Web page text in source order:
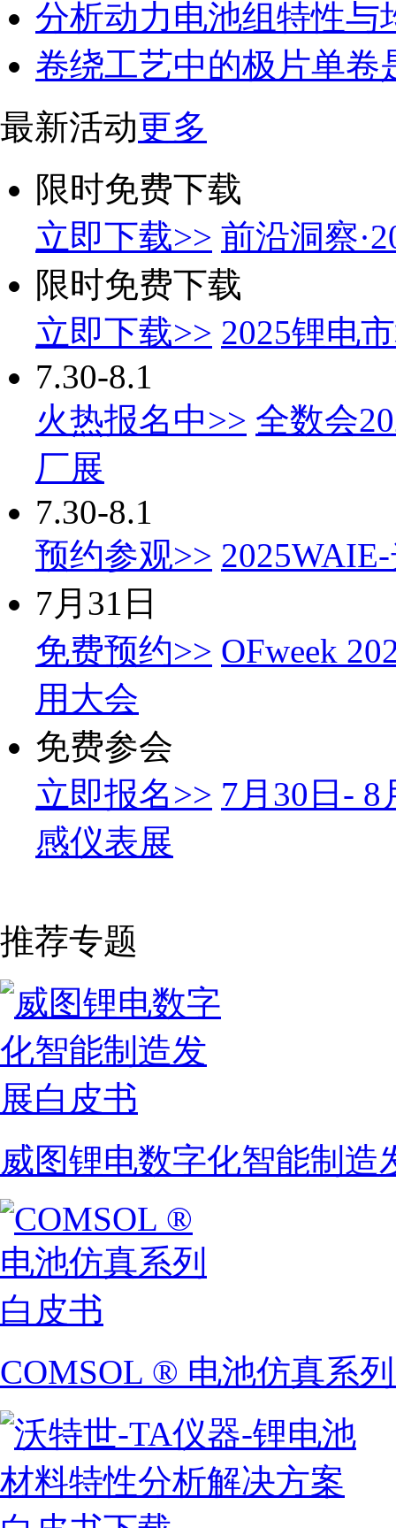
分析动力电池组特性与
卷绕工艺中的极片单卷
最新活动更多
限时免费下载
立即下载>> 前沿洞察
限时免费下载
立即下载>> 2025锂电
7.30-8.1
火热报名中>> 全数会
厂展
7.30-8.1
预约参观>>
7月31日
免费预约>> OFweek
用大会
免费参会
立即报名>> 7月30日- 8
感仪表展
推荐专题
威图锂电数字化智能制造
COMSOL ® 电池仿真系